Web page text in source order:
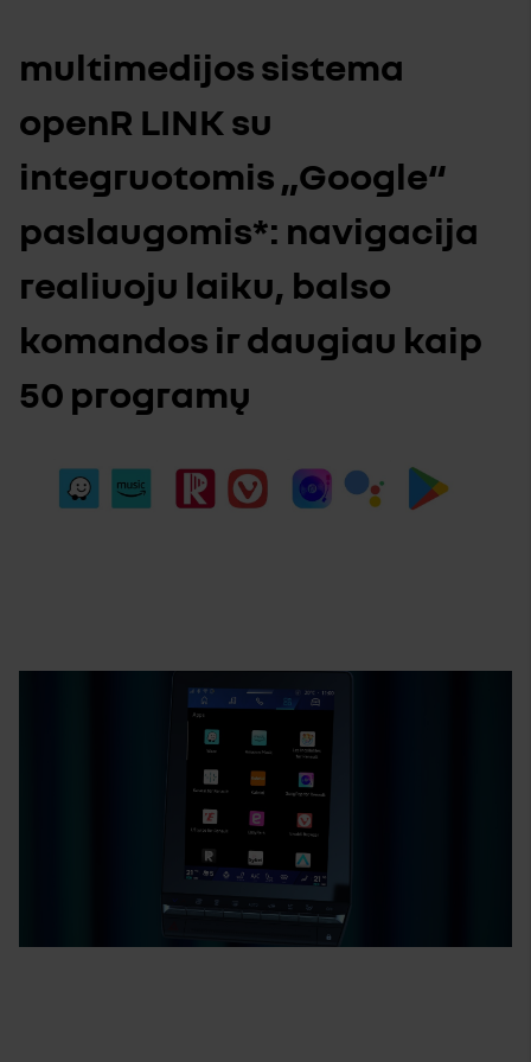
multimedijos sistema
openR LINK su
integruotomis „Google“
paslaugomis*: navigacija
realiuoju laiku, balso
komandos ir daugiau kaip
50 programų